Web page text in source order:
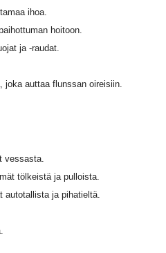
ihoa.
hoitoon.
ja -raudat.
joka auttaa flunssan oireisiin.
vessasta.
tölkeistä ja pulloista.
autotallista ja pihatieltä.